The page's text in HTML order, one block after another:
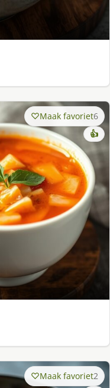
Maak favoriet6
👍
Maak favoriet2